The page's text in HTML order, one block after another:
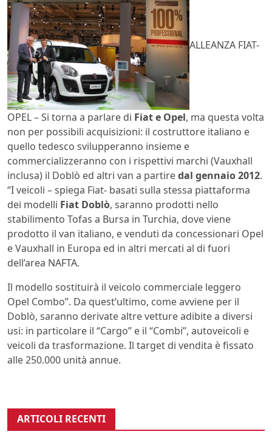
ALLEANZA FIAT-
OPEL – Si torna a parlare di Fiat e Opel, ma questa volta
non per possibili acquisizioni: il costruttore italiano e
quello tedesco svilupperanno insieme e
commercializzeranno con i rispettivi marchi (Vauxhall
inclusa) il Doblò ed altri van a partiredal gennaio 2012.
“I veicoli – spiega Fiat- basati sulla stessa piattaforma
dei modelli Fiat Doblò, saranno prodotti nello
stabilimento Tofas a Bursa in Turchia, dove viene
prodotto il van italiano, e venduti da concessionari Opel
e Vauxhall in Europa ed in altri mercati al di fuori
dell’area NAFTA.
Il modello sostituirà il veicolo commerciale leggero
Opel Combo”. Da quest’ultimo, come avviene per il
Doblò, saranno derivate altre vetture adibite a diversi
usi: in particolare il “Cargo” e il “Combi”, autoveicoli e
veicoli da trasformazione. Il target di vendita è fissato
alle 250.000 unità annue.
ARTICOLI RECENTI